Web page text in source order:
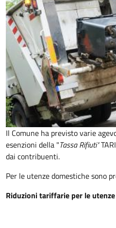
Il Comune ha previsto varie
esenzioni della "Tassa Rifiuti"TARI
dai contribuenti.
Per le utenze domestiche sono
Riduzioni tariffarie per le